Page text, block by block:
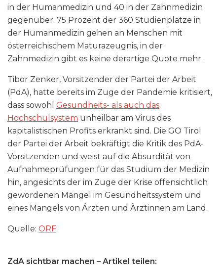
in der Humanmedizin und 40 in der Zahnmedizin
gegenüber. 75 Prozent der 360 Studienplätze in
der Humanmedizin gehen an Menschen mit
österreichischem Maturazeugnis, in der
Zahnmedizin gibt es keine derartige Quote mehr.
Tibor Zenker, Vorsitzender der Partei der Arbeit
(PdA), hatte bereits im Zuge der Pandemie kritisiert,
dass sowohl Gesundheits- als auch das
Hochschulsystem unheilbar am Virus des
kapitalistischen Profits erkrankt sind. Die GO Tirol
der Partei der Arbeit bekräftigt die Kritik des PdA-
Vorsitzenden und weist auf die Absurdität von
Aufnahmeprüfungen für das Studium der Medizin
hin, angesichts der im Zuge der Krise offensichtlich
gewordenen Mängel im Gesundheitssystem und
eines Mangels von Ärzten und Ärztinnen am Land.
Quelle: ORF
ZdA sichtbar machen – Artikel teilen: